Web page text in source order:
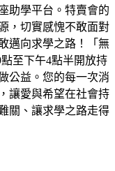
助學平台。特賣會的
，切實感愧不敢面對
邁向求學之路！「無
至下午4點半開放持
公益。您的每一次消
讓愛與希望在社會持
關、讓求學之路走得